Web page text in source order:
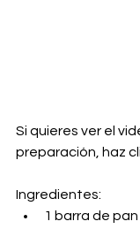
Si quieres ver el
preparación, haz
Ingredientes:
1 barra de